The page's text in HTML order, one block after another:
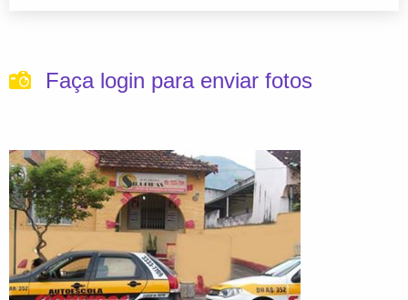
Faça login para enviar fotos